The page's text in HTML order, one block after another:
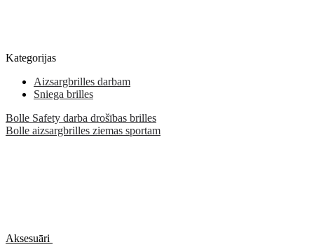
Kategorijas
Aizsargbrilles darbam
Sniega brilles
Bolle Safety darba drošības brilles
Bolle aizsargbrilles ziemas sportam
Aksesuāri